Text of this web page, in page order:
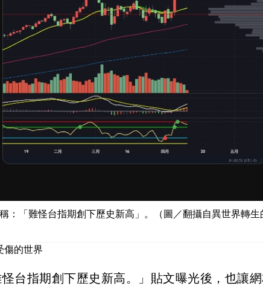
：「難怪台指期創下歷史新高」。（圖／翻攝自異世界轉生
傷的世界
台指期創下歷史新高。」貼文曝光後，也讓